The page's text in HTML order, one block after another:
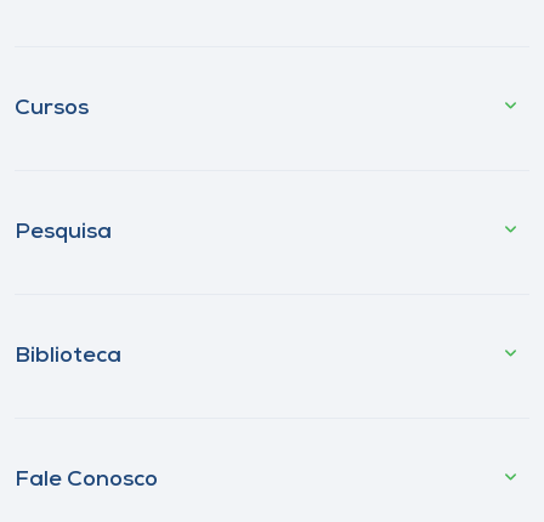
Cursos
Pesquisa
Biblioteca
Fale Conosco